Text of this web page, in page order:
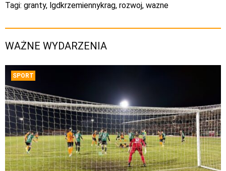
Tagi: granty, lgdkrzemiennykrag, rozwoj, wazne
WAŻNE WYDARZENIA
SPORT